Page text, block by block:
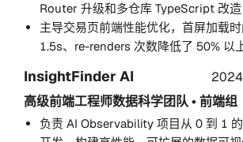
Router 升级和多仓库 TypeScript 改造
主导交易页前端性能优化，首屏加载
1.5s、re-renders 次数降低了 50% 以
InsightFinder AI
高级前端工程师数据科学团队 • 前端组
负责 AI Observability 项目从 0 到 1